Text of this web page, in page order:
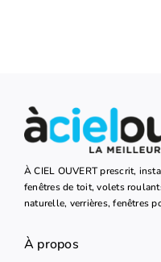
À CIEL OUVERT prescrit,
fenêtres de toit, volets
naturelle, verrières, fenêtres
À propos